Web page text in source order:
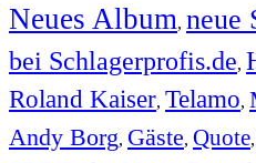
Neues Album, neue
bei Schlagerprofis.de,
Roland Kaiser, Telamo,
Andy Borg, Gäste, Quote,